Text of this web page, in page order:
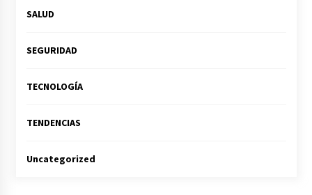
SALUD
SEGURIDAD
TECNOLOGÍA
TENDENCIAS
Uncategorized